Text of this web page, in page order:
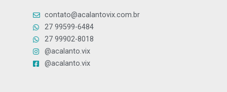
contato@acalantovix.com.br
27 99599-6484
27 99902-8018
@acalanto.vix
@acalanto.vix